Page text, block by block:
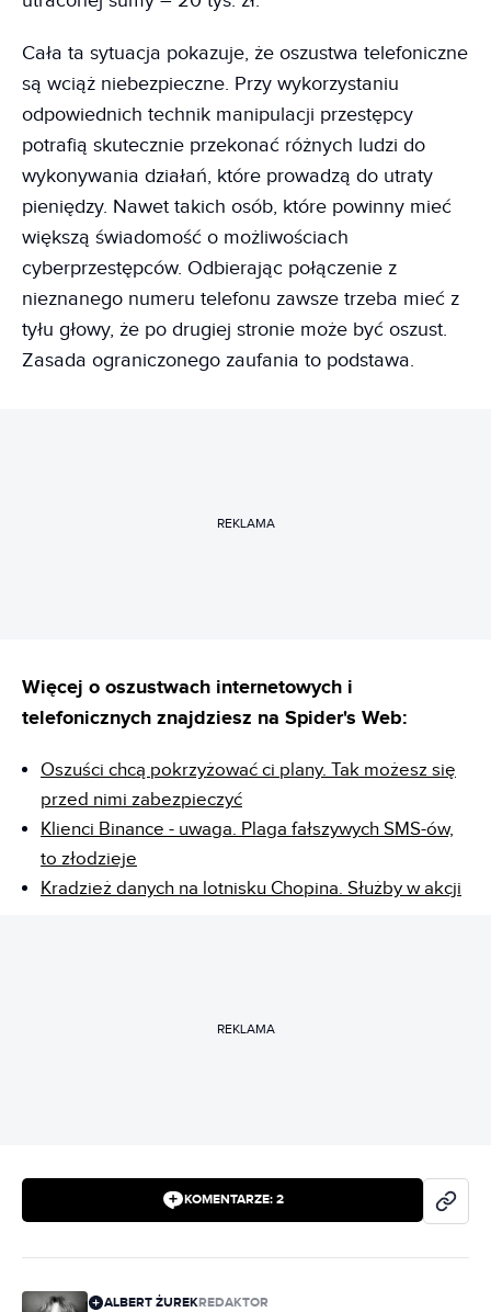
Cała ta sytuacja pokazuje, że oszustwa telefoniczne
są wciąż niebezpieczne. Przy wykorzystaniu
odpowiednich technik manipulacji przestępcy
potrafią skutecznie przekonać różnych ludzi do
wykonywania działań, które prowadzą do utraty
pieniędzy. Nawet takich osób, które powinny mieć
większą świadomość o możliwościach
cyberprzestępców. Odbierając połączenie z
nieznanego numeru telefonu zawsze trzeba mieć z
tyłu głowy, że po drugiej stronie może być oszust.
Zasada ograniczonego zaufania to podstawa.
REKLAMA
Więcej o oszustwach internetowych i
telefonicznych znajdziesz na Spider's Web:
Oszuści chcą pokrzyżować ci plany. Tak możesz się
przed nimi zabezpieczyć
Klienci Binance - uwaga. Plaga fałszywych SMS-ów,
to złodzieje
Kradzież danych na lotnisku Chopina. Służby w akcji
REKLAMA
KOMENTARZE: 2
ALBERT ŻUREKREDAKTOR